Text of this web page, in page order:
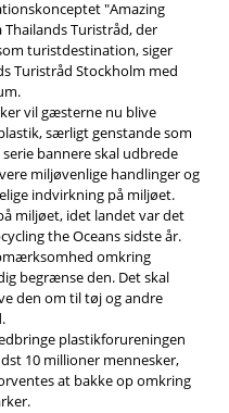
"Amazing
Thailands Turistråd, der
turistdestination, siger
Turistråd Stockholm med
vil gæsterne nu blive
særligt genstande som
bannere skal udbrede
miljøvenlige handlinger og
indvirkning på miljøet.
miljøet, idet landet var det
the Oceans sidste år.
omkring
begrænse den. Det skal
den om til tøj og andre
plastikforureningen
10 millioner mennesker,
at bakke op omkring